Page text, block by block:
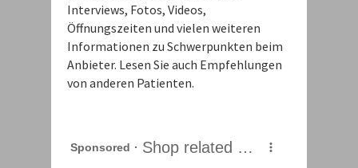
Interviews, Fotos, Videos,
Öffnungszeiten und vielen weiteren
Informationen zu Schwerpunkten beim
Anbieter. Lesen Sie auch Empfehlungen
von anderen Patienten.